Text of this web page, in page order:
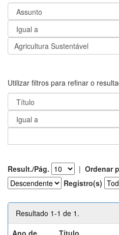
Utilizar filtros para refinar o
Result./Pág. | Ordenar
Registro(s)
Resultado 1-1 de 1.
Ano de
Título